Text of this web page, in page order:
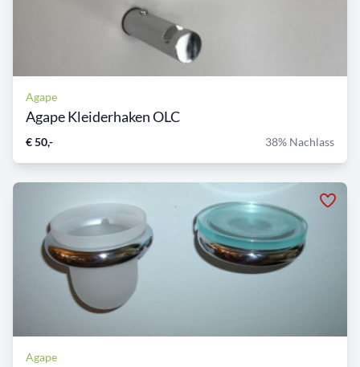
Agape
Agape Kleiderhaken OLC
€ 50,- 38% Nachlass
Agape